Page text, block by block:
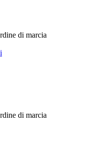
di marcia
i
di marcia